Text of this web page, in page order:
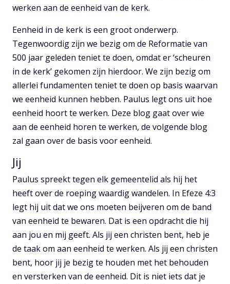
werken aan de eenheid van de kerk.
Eenheid in de kerk is een groot onderwerp.
Tegenwoordig zijn we bezig om de Reformatie van
500 jaar geleden teniet te doen, omdat er ‘scheuren
in de kerk’ gekomen zijn hierdoor. We zijn bezig om
allerlei fundamenten teniet te doen op basis waarvan
we eenheid kunnen hebben. Paulus legt ons uit hoe
eenheid hoort te werken. Deze blog gaat over wie
aan de eenheid horen te werken, de volgende blog
zal gaan over de basis voor eenheid.
Jij
Paulus spreekt tegen elk gemeentelid als hij het
heeft over de roeping waardig wandelen. In Efeze 4:3
legt hij uit dat we ons moeten beijveren om de band
van eenheid te bewaren. Dat is een opdracht die hij
aan jou en mij geeft. Als jij een christen bent, heb je
de taak om aan eenheid te werken. Als jij een christen
bent, hoor jij je bezig te houden met het behouden
en versterken van de eenheid. Dit is niet iets dat je